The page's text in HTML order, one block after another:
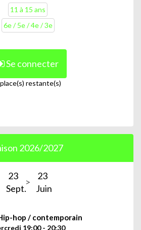
11 à 15 ans
6e / 5e / 4e / 3e
Se connecter
restante(s)
2026/2027
23
Sept.
23
Juin
hop / contemporain
19:00 - 20:30